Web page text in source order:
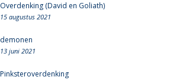
Overdenking (David en Goliath)
15 augustus 2021
demonen
13 juni 2021
Pinksteroverdenking